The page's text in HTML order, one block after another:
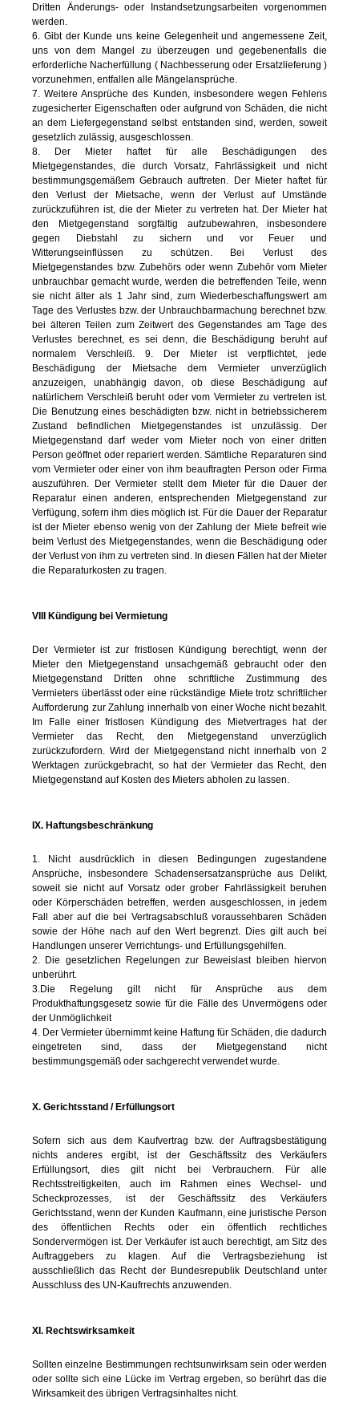
Dritten Änderungs- oder Instandsetzungsarbeiten vorgenommen
werden.
6. Gibt der Kunde uns keine Gelegenheit und angemessene Zeit,
uns von dem Mangel zu überzeugen und gegebenenfalls die
erforderliche Nacherfüllung ( Nachbesserung oder Ersatzlieferung )
vorzunehmen, entfallen alle Mängelansprüche.
7. Weitere Ansprüche des Kunden, insbesondere wegen Fehlens
zugesicherter Eigenschaften oder aufgrund von Schäden, die nicht
an dem Liefergegenstand selbst entstanden sind, werden, soweit
gesetzlich zulässig, ausgeschlossen.
8. Der Mieter haftet für alle Beschädigungen des
Mietgegenstandes, die durch Vorsatz, Fahrlässigkeit und nicht
bestimmungsgemäßem Gebrauch auftreten. Der Mieter haftet für
den Verlust der Mietsache, wenn der Verlust auf Umstände
zurückzuführen ist, die der Mieter zu vertreten hat. Der Mieter hat
den Mietgegenstand sorgfältig aufzubewahren, insbesondere
gegen Diebstahl zu sichern und vor Feuer und
Witterungseinflüssen zu schützen. Bei Verlust des
Mietgegenstandes bzw. Zubehörs oder wenn Zubehör vom Mieter
unbrauchbar gemacht wurde, werden die betreffenden Teile, wenn
sie nicht älter als 1 Jahr sind, zum Wiederbeschaffungswert am
Tage des Verlustes bzw. der Unbrauchbarmachung berechnet bzw.
bei älteren Teilen zum Zeitwert des Gegenstandes am Tage des
Verlustes berechnet, es sei denn, die Beschädigung beruht auf
normalem Verschleiß. 9. Der Mieter ist verpflichtet, jede
Beschädigung der Mietsache dem Vermieter unverzüglich
anzuzeigen, unabhängig davon, ob diese Beschädigung auf
natürlichem Verschleiß beruht oder vom Vermieter zu vertreten ist.
Die Benutzung eines beschädigten bzw. nicht in betriebssicherem
Zustand befindlichen Mietgegenstandes ist unzulässig. Der
Mietgegenstand darf weder vom Mieter noch von einer dritten
Person geöffnet oder repariert werden. Sämtliche Reparaturen sind
vom Vermieter oder einer von ihm beauftragten Person oder Firma
auszuführen. Der Vermieter stellt dem Mieter für die Dauer der
Reparatur einen anderen, entsprechenden Mietgegenstand zur
Verfügung, sofern ihm dies möglich ist. Für die Dauer der Reparatur
ist der Mieter ebenso wenig von der Zahlung der Miete befreit wie
beim Verlust des Mietgegenstandes, wenn die Beschädigung oder
der Verlust von ihm zu vertreten sind. In diesen Fällen hat der Mieter
die Reparaturkosten zu tragen.
VIII Kündigung bei Vermietung
Der Vermieter ist zur fristlosen Kündigung berechtigt, wenn der
Mieter den Mietgegenstand unsachgemäß gebraucht oder den
Mietgegenstand Dritten ohne schriftliche Zustimmung des
Vermieters überlässt oder eine rückständige Miete trotz schriftlicher
Aufforderung zur Zahlung innerhalb von einer Woche nicht bezahlt.
Im Falle einer fristlosen Kündigung des Mietvertrages hat der
Vermieter das Recht, den Mietgegenstand unverzüglich
zurückzufordern. Wird der Mietgegenstand nicht innerhalb von 2
Werktagen zurückgebracht, so hat der Vermieter das Recht, den
Mietgegenstand auf Kosten des Mieters abholen zu lassen.
IX. Haftungsbeschränkung
1. Nicht ausdrücklich in diesen Bedingungen zugestandene
Ansprüche, insbesondere Schadensersatzansprüche aus Delikt,
soweit sie nicht auf Vorsatz oder grober Fahrlässigkeit beruhen
oder Körperschäden betreffen, werden ausgeschlossen, in jedem
Fall aber auf die bei Vertragsabschluß voraussehbaren Schäden
sowie der Höhe nach auf den Wert begrenzt. Dies gilt auch bei
Handlungen unserer Verrichtungs- und Erfüllungsgehilfen.
2. Die gesetzlichen Regelungen zur Beweislast bleiben hiervon
unberührt.
3.Die Regelung gilt nicht für Ansprüche aus dem
Produkthaftungsgesetz sowie für die Fälle des Unvermögens oder
der Unmöglichkeit
4. Der Vermieter übernimmt keine Haftung für Schäden, die dadurch
eingetreten sind, dass der Mietgegenstand nicht
bestimmungsgemäß oder sachgerecht verwendet wurde.
X. Gerichtsstand / Erfüllungsort
Sofern sich aus dem Kaufvertrag bzw. der Auftragsbestätigung
nichts anderes ergibt, ist der Geschäftssitz des Verkäufers
Erfüllungsort, dies gilt nicht bei Verbrauchern. Für alle
Rechtsstreitigkeiten, auch im Rahmen eines Wechsel- und
Scheckprozesses, ist der Geschäftssitz des Verkäufers
Gerichtsstand, wenn der Kunden Kaufmann, eine juristische Person
des öffentlichen Rechts oder ein öffentlich rechtliches
Sondervermögen ist. Der Verkäufer ist auch berechtigt, am Sitz des
Auftraggebers zu klagen. Auf die Vertragsbeziehung ist
ausschließlich das Recht der Bundesrepublik Deutschland unter
Ausschluss des UN-Kaufrrechts anzuwenden.
XI. Rechtswirksamkeit
Sollten einzelne Bestimmungen rechtsunwirksam sein oder werden
oder sollte sich eine Lücke im Vertrag ergeben, so berührt das die
Wirksamkeit des übrigen Vertragsinhaltes nicht.